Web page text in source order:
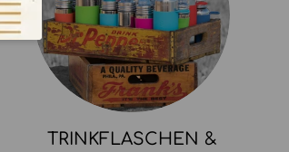
TRINKFLASCHEN &